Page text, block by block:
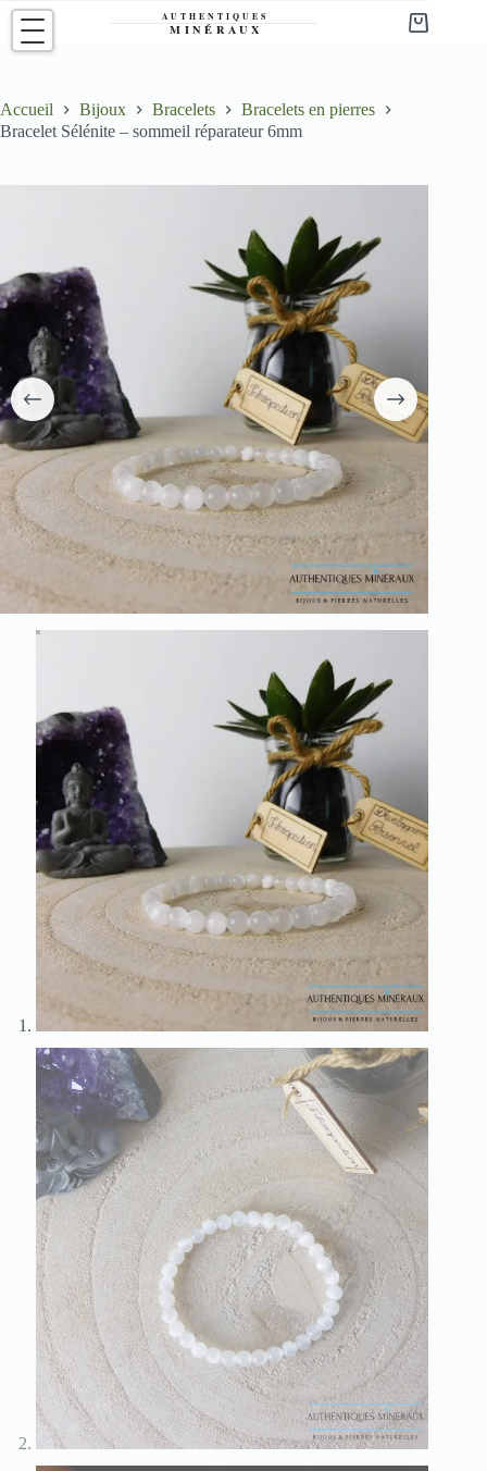
Passer
contenu
Panier
Accueil Bijoux Bracelets
Bracelets en pierres
Bracelet Sélénite – sommeil réparateur 6mm